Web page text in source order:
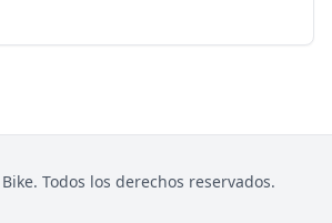
Todos los derechos reservados.